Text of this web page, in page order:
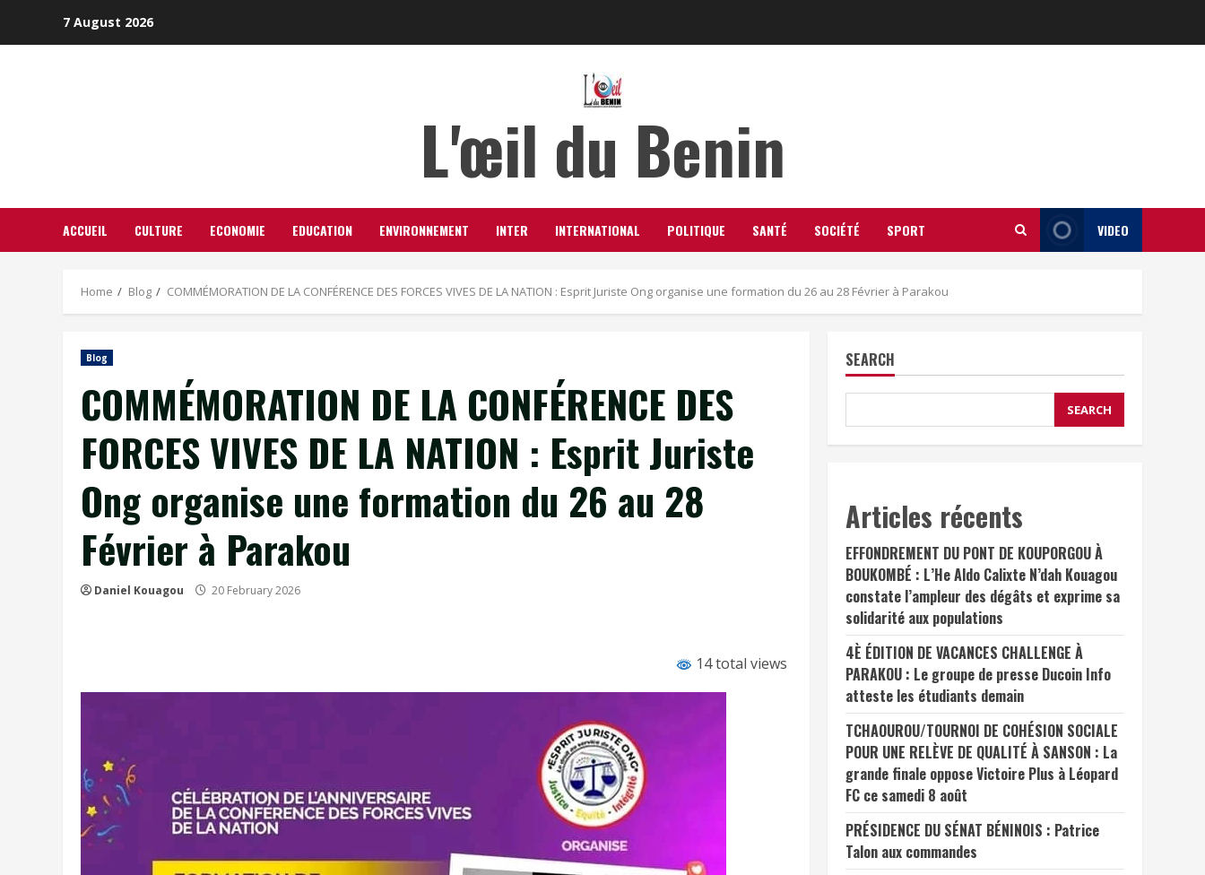
7 August 2026
L'œil du Benin
ACCUEIL CULTURE ECONOMIE EDUCATION ENVIRONNEMENT INTER INTERNATIONAL POLITIQUE SANTÉ SOCIÉTÉ SPORT VIDEO
Home Blog COMMÉMORATION DE LA CONFÉRENCE DES FORCES VIVES DE LA NATION : Esprit Juriste Ong organise une formation du 26 au 28 Février à Parakou
Blog
COMMÉMORATION DE LA CONFÉRENCE DES
FORCES VIVES DE LA NATION : Esprit Juriste
Ong organise une formation du 26 au 28
Février à Parakou
Daniel Kouagou 20 February 2026
14 total views
SEARCH
SEARCH
Articles récents
EFFONDREMENT DU PONT DE KOUPORGOU À
BOUKOMBÉ : L’He Aldo Calixte N’dah Kouagou
constate l’ampleur des dégâts et exprime sa
solidarité aux populations
4È ÉDITION DE VACANCES CHALLENGE À
PARAKOU : Le groupe de presse Ducoin Info
atteste les étudiants demain
TCHAOUROU/TOURNOI DE COHÉSION SOCIALE
POUR UNE RELÈVE DE QUALITÉ À SANSON : La
grande finale oppose Victoire Plus à Léopard
FC ce samedi 8 août
PRÉSIDENCE DU SÉNAT BÉNINOIS : Patrice
Talon aux commandes